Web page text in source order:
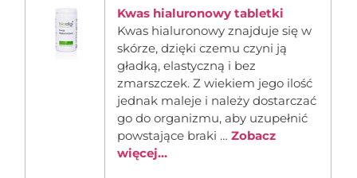
Kwas hialuronowy tabletki
Kwas hialuronowy znajduje się w
skórze, dzięki czemu czyni ją
gładką, elastyczną i bez
zmarszczek. Z wiekiem jego ilość
jednak maleje i należy dostarczać
go do organizmu, aby uzupełnić
powstające braki …Zobacz
więcej...